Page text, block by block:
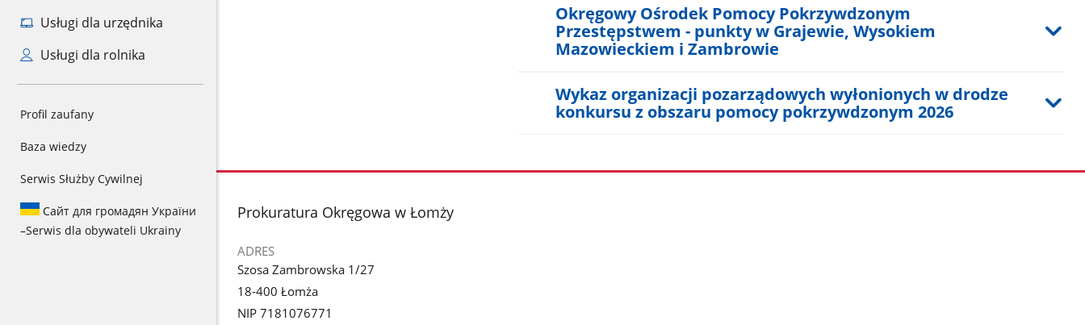
Usługi dla urzędnika
Usługi dla rolnika
Profil zaufany
Baza wiedzy
Serwis Służby Cywilnej
Сайт для громадян України
–Serwis dla obywateli Ukrainy
Okręgowy Ośrodek Pomocy Pokrzywdzonym
Przestępstwem - punkty w Grajewie, Wysokiem
Mazowieckiem i Zambrowie
Wykaz organizacji pozarządowych wyłonionych w drodze
konkursu z obszaru pomocy pokrzywdzonym 2026
stopka
Prokuratura Okręgowa w Łomży
ADRES
Szosa Zambrowska 1/27
18-400 Łomża
NIP 7181076771